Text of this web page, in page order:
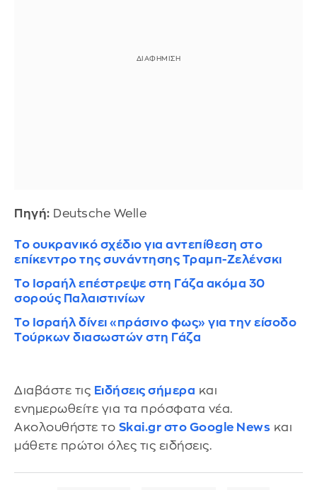
Πηγή: Deutsche Welle
Το ουκρανικό σχέδιο για αντεπίθεση στο
επίκεντρο της συνάντησης Τραμπ-Zελένσκι
Το Ισραήλ επέστρεψε στη Γάζα ακόμα 30
σορούς Παλαιστινίων
Το Ισραήλ δίνει «πράσινο φως» για την είσοδο
Τούρκων διασωστών στη Γάζα
Διαβάστε τις Ειδήσεις σήμερα και
ενημερωθείτε για τα πρόσφατα νέα.
Ακολουθήστε το Skai.gr στο Google News και
μάθετε πρώτοι όλες τις ειδήσεις.